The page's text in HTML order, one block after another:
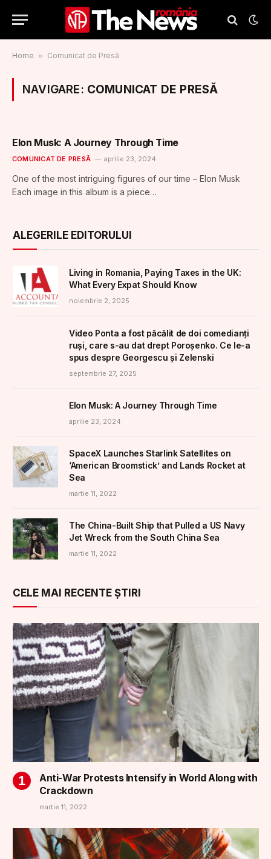
Home » Comunicat de Presă
NAVIGARE: COMUNICAT DE PRESĂ
Elon Musk: A Journey Through Time
COMUNICAT DE PRESĂ aprilie 23, 2024
One of the most intriguing figures of our time – Elon Musk
Each image in this album is a piece…
ALEGERILE EDITORULUI
Living in Romania, Paying Taxes in the UK:
What Every Expat Should Know
noiembrie 2, 2025
Video Ponta a fost păcălit de doi comedianți
ruși, care s-au dat drept Poroșenko. Ce le-a
spus despre Georgescu și Zelenski
septembrie 27, 2025
Elon Musk: A Journey Through Time
aprilie 23, 2024
SpaceX Launches Starlink Satellites on
‘American Broomstick’ and Lands Rocket at
Sea
martie 11, 2022
The China-Built Ship that Pulled a US Navy
Jet Wreck from the South China Sea
martie 11, 2022
CELE MAI RECENTE ȘTIRI
Anti-War Protests Intensify in World Along with
Crackdown
martie 11, 2022